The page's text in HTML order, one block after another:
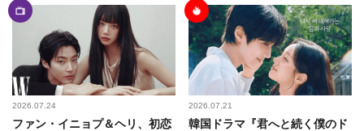
2026.07.24
ファン・イニョプ＆ヘリ、初恋
2026.07.21
韓国ドラマ『君へと続く僕のド